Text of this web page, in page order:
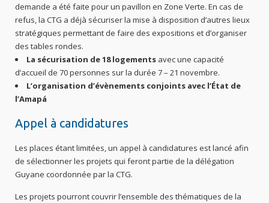
demande a été faite pour un pavillon en Zone Verte. En cas de
refus, la CTG a déjà sécuriser la mise à disposition d’autres lieux
stratégiques permettant de faire des expositions et d’organiser
des tables rondes.
La sécurisation de 18 logements avec une capacité
d’accueil de 70 personnes sur la durée 7 – 21 novembre.
L’organisation d’évènements conjoints avec l’État de
l’Amapá
Appel à candidatures
Les places étant limitées, un appel à candidatures est lancé afin
de sélectionner les projets qui feront partie de la délégation
Guyane coordonnée par la CTG.
Les projets pourront couvrir l’ensemble des thématiques de la